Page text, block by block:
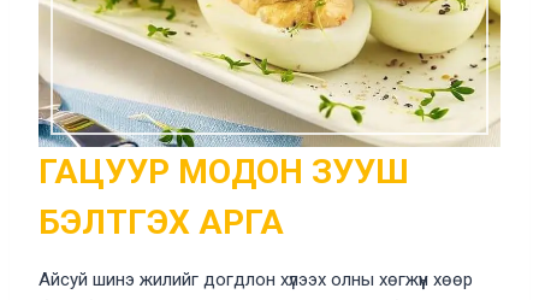
ГАЦУУР МОДОН ЗУУШ
БЭЛТГЭХ АРГА
Айсуй шинэ жилийг догдлон хүлээх олны хөгжүүн хөөр